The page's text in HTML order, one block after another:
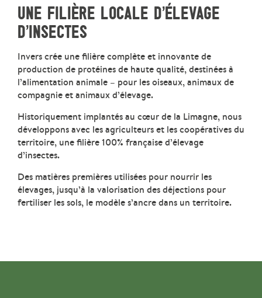
UNE FILIÈRE LOCALE D’ÉLEVAGE
D’INSECTES
Invers crée une filière complète et innovante de
production de protéines de haute qualité, destinées à
l’alimentation animale – pour les oiseaux, animaux de
compagnie et animaux d’élevage.
Historiquement implantés au cœur de la Limagne, nous
développons avec les agriculteurs et les coopératives du
territoire, une filière 100% française d’élevage
d’insectes.
Des matières premières utilisées pour nourrir les
élevages, jusqu’à la valorisation des déjections pour
fertiliser les sols, le modèle s’ancre dans un territoire.